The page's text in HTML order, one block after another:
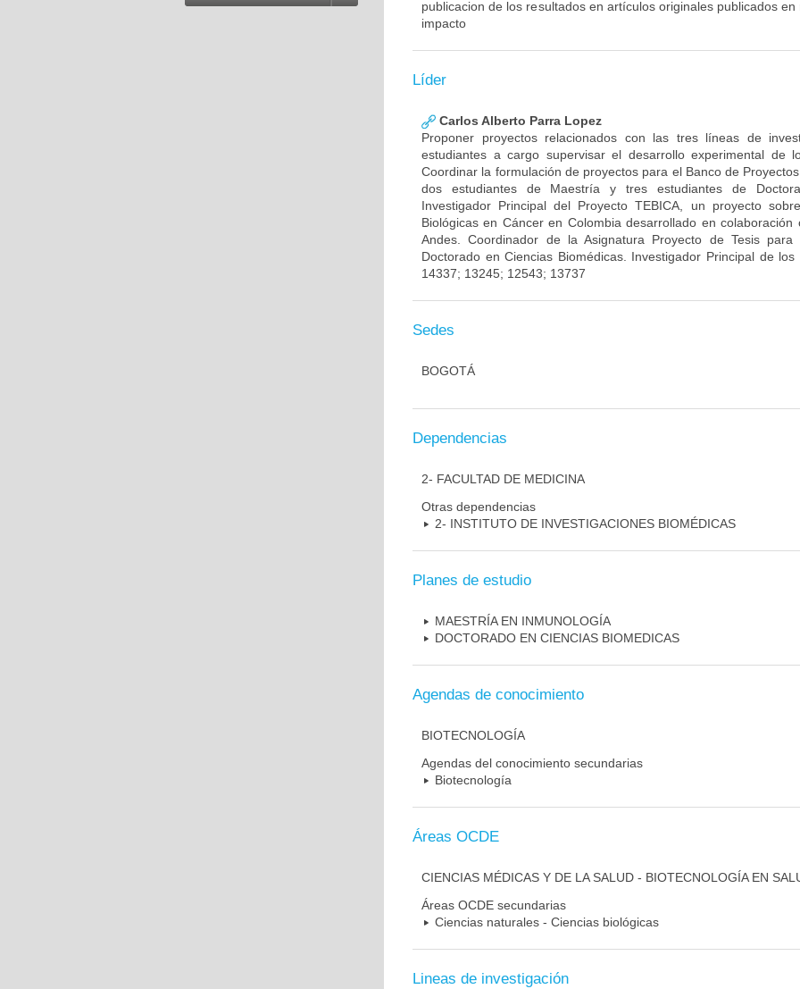
publicacion de los resultados en artículos originales publicados
impacto
Líder
Carlos Alberto Parra Lopez
Proponer proyectos relacionados con las tres líneas de
estudiantes a cargo supervisar el desarrollo experimental de
Coordinar la formulación de proyectos para el Banco de
dos estudiantes de Maestría y tres estudiantes de
Investigador Principal del Proyecto TEBICA, un proyecto
Biológicas en Cáncer en Colombia desarrollado en
Andes. Coordinador de la Asignatura Proyecto de Tesis
Doctorado en Ciencias Biomédicas. Investigador Principal de los
14337; 13245; 12543; 13737
Sedes
BOGOTÁ
Dependencias
2- FACULTAD DE MEDICINA
Otras dependencias
2- INSTITUTO DE INVESTIGACIONES BIOMÉDICAS
Planes de estudio
MAESTRÍA EN INMUNOLOGÍA
DOCTORADO EN CIENCIAS BIOMEDICAS
Agendas de conocimiento
BIOTECNOLOGÍA
Agendas del conocimiento secundarias
Biotecnología
Áreas OCDE
CIENCIAS MÉDICAS Y DE LA SALUD - BIOTECNOLOGÍA EN
Áreas OCDE secundarias
Ciencias naturales - Ciencias biológicas
Lineas de investigación